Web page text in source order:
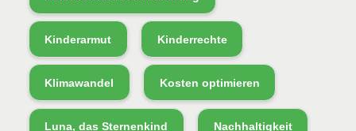
Kinderarmut Kinderrechte
Klimawandel Kosten optimieren
Luna, das Sternenkind Nachhaltigkeit